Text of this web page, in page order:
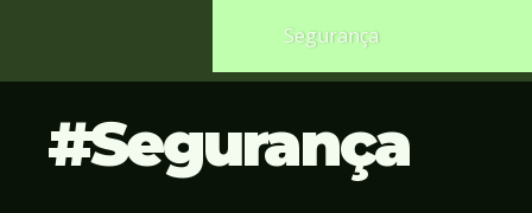
Segurança
Segurança